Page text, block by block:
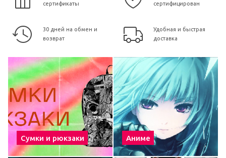
сертификаты
сертифицирован
30 дней на обмен и
возврат
Удобная и быстрая
доставка
Сумки и рюкзаки Аниме